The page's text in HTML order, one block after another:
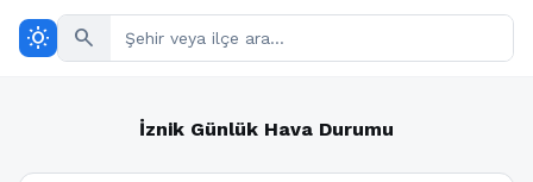
wb_sunny search
İznik Günlük Hava Durumu